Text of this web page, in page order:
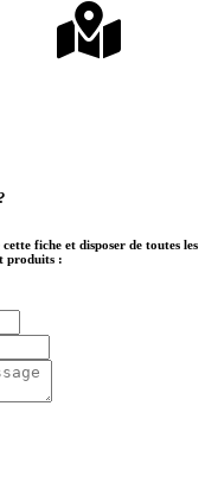
fiche et disposer de toutes les
produits :